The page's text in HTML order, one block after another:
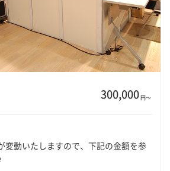
300,000円〜
変動いたしますので、下記の金額を参